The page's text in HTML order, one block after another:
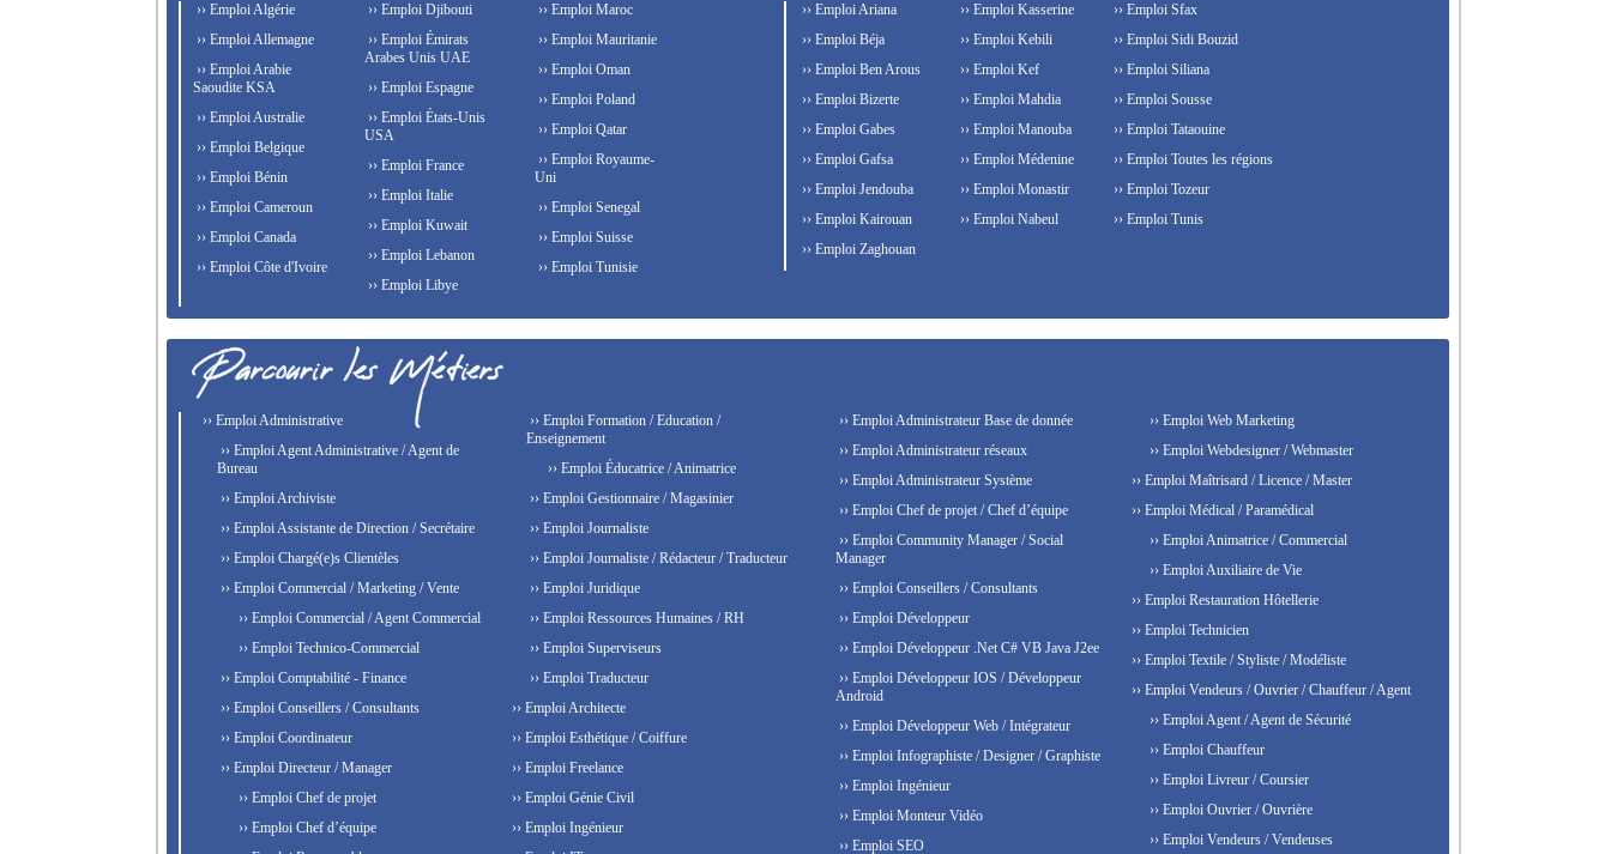
›› Emploi Algérie
›› Emploi Allemagne
›› Emploi Arabie
Saoudite KSA
›› Emploi Australie
›› Emploi Belgique
›› Emploi Bénin
›› Emploi Cameroun
›› Emploi Canada
›› Emploi Côte d'Ivoire
›› Emploi Djibouti
›› Emploi Émirats
Arabes Unis UAE
›› Emploi Espagne
›› Emploi États-Unis
USA
›› Emploi France
›› Emploi Italie
›› Emploi Kuwait
›› Emploi Lebanon
›› Emploi Libye
›› Emploi Maroc
›› Emploi Mauritanie
›› Emploi Oman
›› Emploi Poland
›› Emploi Qatar
›› Emploi Royaume-
Uni
›› Emploi Senegal
›› Emploi Suisse
›› Emploi Tunisie
›› Emploi Ariana
›› Emploi Béja
›› Emploi Ben Arous
›› Emploi Bizerte
›› Emploi Gabes
›› Emploi Gafsa
›› Emploi Jendouba
›› Emploi Kairouan
›› Emploi Kasserine
›› Emploi Kebili
›› Emploi Kef
›› Emploi Mahdia
›› Emploi Manouba
›› Emploi Médenine
›› Emploi Monastir
›› Emploi Nabeul
›› Emploi Sfax
›› Emploi Sidi Bouzid
›› Emploi Siliana
›› Emploi Sousse
›› Emploi Tataouine
›› Emploi Toutes les régions
›› Emploi Tozeur
›› Emploi Tunis
›› Emploi Zaghouan
›› Emploi Administrative
›› Emploi Agent Administrative / Agent de
Bureau
›› Emploi Archiviste
›› Emploi Assistante de Direction / Secrétaire
›› Emploi Chargé(e)s Clientèles
›› Emploi Commercial / Marketing / Vente
›› Emploi Commercial / Agent Commercial
›› Emploi Technico-Commercial
›› Emploi Comptabilité - Finance
›› Emploi Conseillers / Consultants
›› Emploi Coordinateur
›› Emploi Directeur / Manager
›› Emploi Chef de projet
›› Emploi Chef d’équipe
›› Emploi Formation / Education /
Enseignement
›› Emploi Éducatrice / Animatrice
›› Emploi Gestionnaire / Magasinier
›› Emploi Journaliste
›› Emploi Journaliste / Rédacteur / Traducteur
›› Emploi Juridique
›› Emploi Ressources Humaines / RH
›› Emploi Superviseurs
›› Emploi Traducteur
›› Emploi Architecte
›› Emploi Esthétique / Coiffure
›› Emploi Freelance
›› Emploi Génie Civil
›› Emploi Ingénieur
›› Emploi Administrateur Base de donnée
›› Emploi Administrateur réseaux
›› Emploi Administrateur Système
›› Emploi Chef de projet / Chef d’équipe
›› Emploi Community Manager / Social
Manager
›› Emploi Conseillers / Consultants
›› Emploi Développeur
›› Emploi Développeur .Net C# VB Java J2ee
›› Emploi Développeur IOS / Développeur
Android
›› Emploi Développeur Web / Intégrateur
›› Emploi Infographiste / Designer / Graphiste
›› Emploi Ingénieur
›› Emploi Monteur Vidéo
›› Emploi SEO
›› Emploi Web Marketing
›› Emploi Webdesigner / Webmaster
›› Emploi Maîtrisard / Licence / Master
›› Emploi Médical / Paramédical
›› Emploi Animatrice / Commercial
›› Emploi Auxiliaire de Vie
›› Emploi Restauration Hôtellerie
›› Emploi Technicien
›› Emploi Textile / Styliste / Modéliste
›› Emploi Vendeurs / Ouvrier / Chauffeur / Agent
›› Emploi Agent / Agent de Sécurité
›› Emploi Chauffeur
›› Emploi Livreur / Coursier
›› Emploi Ouvrier / Ouvrière
›› Emploi Vendeurs / Vendeuses